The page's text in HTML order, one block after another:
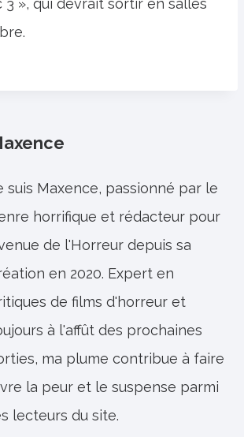
suis Maxence, passionné par le
horrifique et rédacteur pour
de l'Horreur depuis sa
en 2020. Expert en
de films d'horreur et
à l'affût des prochaines
ma plume contribue à faire
la peur et le suspense parmi
lecteurs du site.